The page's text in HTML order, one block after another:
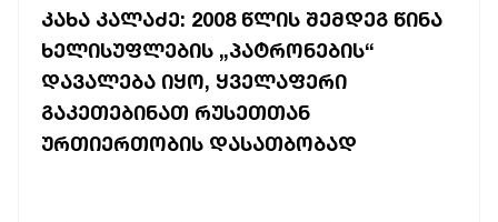
ᲙᲐᲮᲐ ᲙᲐᲚᲐᲫᲔ: 2008 ᲬᲚᲘᲡ ᲨᲔᲛᲓᲔᲒ ᲬᲘᲜᲐ
ᲮᲔᲚᲘᲡᲣᲤᲚᲔᲑᲘᲡ „ᲞᲐᲢᲠᲝᲜᲔᲑᲘᲡ“
ᲓᲐᲕᲐᲚᲔᲑᲐ ᲘᲧᲝ, ᲧᲕᲔᲚᲐᲤᲔᲠᲘ
ᲒᲐᲙᲔᲗᲔᲑᲘᲜᲐᲗ ᲠᲣᲡᲔᲗᲗᲐᲜ
ᲣᲠᲗᲘᲔᲠᲗᲝᲑᲘᲡ ᲓᲐᲡᲐᲗᲑᲝᲑᲐᲓ